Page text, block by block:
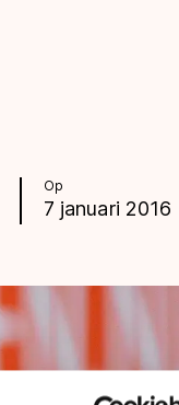
Op
7 januari 2016